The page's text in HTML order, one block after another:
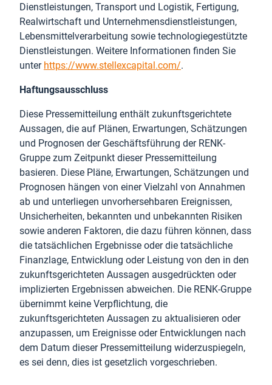
Dienstleistungen, Transport und Logistik, Fertigung,
Realwirtschaft und Unternehmensdienstleistungen,
Lebensmittelverarbeitung sowie technologiegestützte
Dienstleistungen. Weitere Informationen finden Sie
unter https://www.stellexcapital.com/.
Haftungsausschluss
Diese Pressemitteilung enthält zukunftsgerichtete
Aussagen, die auf Plänen, Erwartungen, Schätzungen
und Prognosen der Geschäftsführung der RENK-
Gruppe zum Zeitpunkt dieser Pressemitteilung
basieren. Diese Pläne, Erwartungen, Schätzungen und
Prognosen hängen von einer Vielzahl von Annahmen
ab und unterliegen unvorhersehbaren Ereignissen,
Unsicherheiten, bekannten und unbekannten Risiken
sowie anderen Faktoren, die dazu führen können, dass
die tatsächlichen Ergebnisse oder die tatsächliche
Finanzlage, Entwicklung oder Leistung von den in den
zukunftsgerichteten Aussagen ausgedrückten oder
implizierten Ergebnissen abweichen. Die RENK-Gruppe
übernimmt keine Verpflichtung, die
zukunftsgerichteten Aussagen zu aktualisieren oder
anzupassen, um Ereignisse oder Entwicklungen nach
dem Datum dieser Pressemitteilung widerzuspiegeln,
es sei denn, dies ist gesetzlich vorgeschrieben.